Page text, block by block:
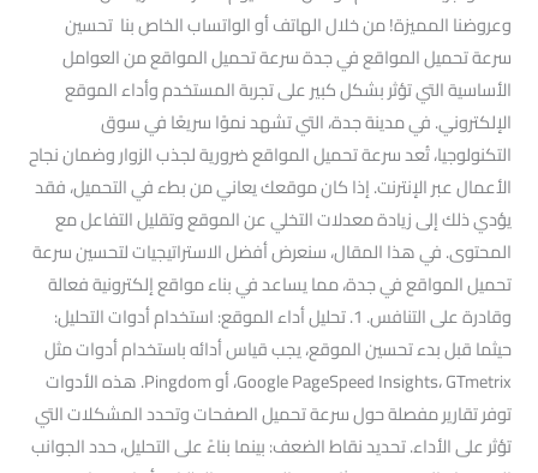
وعروضنا المميزة! من خلال الهاتف أو الواتساب الخاص بنا تحسين
سرعة تحميل المواقع في جدة سرعة تحميل المواقع من العوامل
الأساسية التي تؤثر بشكل كبير على تجربة المستخدم وأداء الموقع
الإلكتروني. في مدينة جدة، التي تشهد نموًا سريعًا في سوق
التكنولوجيا، تُعد سرعة تحميل المواقع ضرورية لجذب الزوار وضمان نجاح
الأعمال عبر الإنترنت. إذا كان موقعك يعاني من بطء في التحميل، فقد
يؤدي ذلك إلى زيادة معدلات التخلي عن الموقع وتقليل التفاعل مع
المحتوى. في هذا المقال، سنعرض أفضل الاستراتيجيات لتحسين سرعة
تحميل المواقع في جدة، مما يساعد في بناء مواقع إلكترونية فعالة
وقادرة على التنافس. 1. تحليل أداء الموقع: استخدام أدوات التحليل:
حيثما قبل بدء تحسين الموقع، يجب قياس أدائه باستخدام أدوات مثل
Google PageSpeed Insights، GTmetrix، أو Pingdom. هذه الأدوات
توفر تقارير مفصلة حول سرعة تحميل الصفحات وتحدد المشكلات التي
تؤثر على الأداء. تحديد نقاط الضعف: بينما بناءً على التحليل، حدد الجوانب